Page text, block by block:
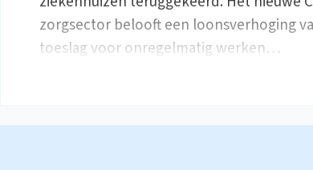
zorgsector belooft een loonsverhoging
toeslag voor onregelmatig werken…